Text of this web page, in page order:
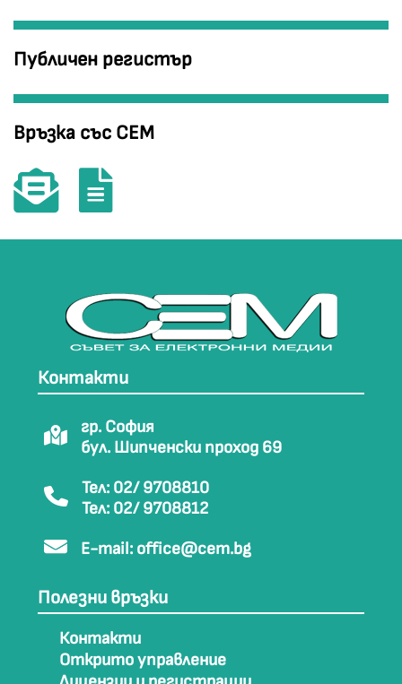
Публичен регистър
Връзка със СЕМ
Контакти
гр. София
бул. Шипченски проход 69
Тел: 02/ 9708810
Тел: 02/ 9708812
E-mail: office@cem.bg
Полезни връзки
Контакти
Открито управление